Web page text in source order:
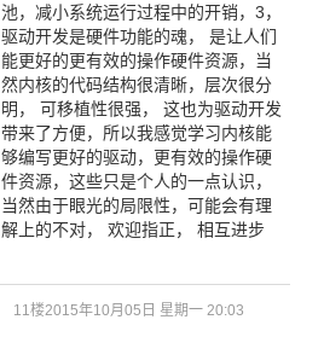
池，减小系统运行过程中的开销，3，
驱动开发是硬件功能的魂， 是让人们
能更好的更有效的操作硬件资源，当
然内核的代码结构很清晰，层次很分
明， 可移植性很强， 这也为驱动开发
带来了方便，所以我感觉学习内核能
够编写更好的驱动，更有效的操作硬
件资源，这些只是个人的一点认识，
当然由于眼光的局限性，可能会有理
解上的不对， 欢迎指正， 相互进步
11楼2015年10月05日 星期一 20:03